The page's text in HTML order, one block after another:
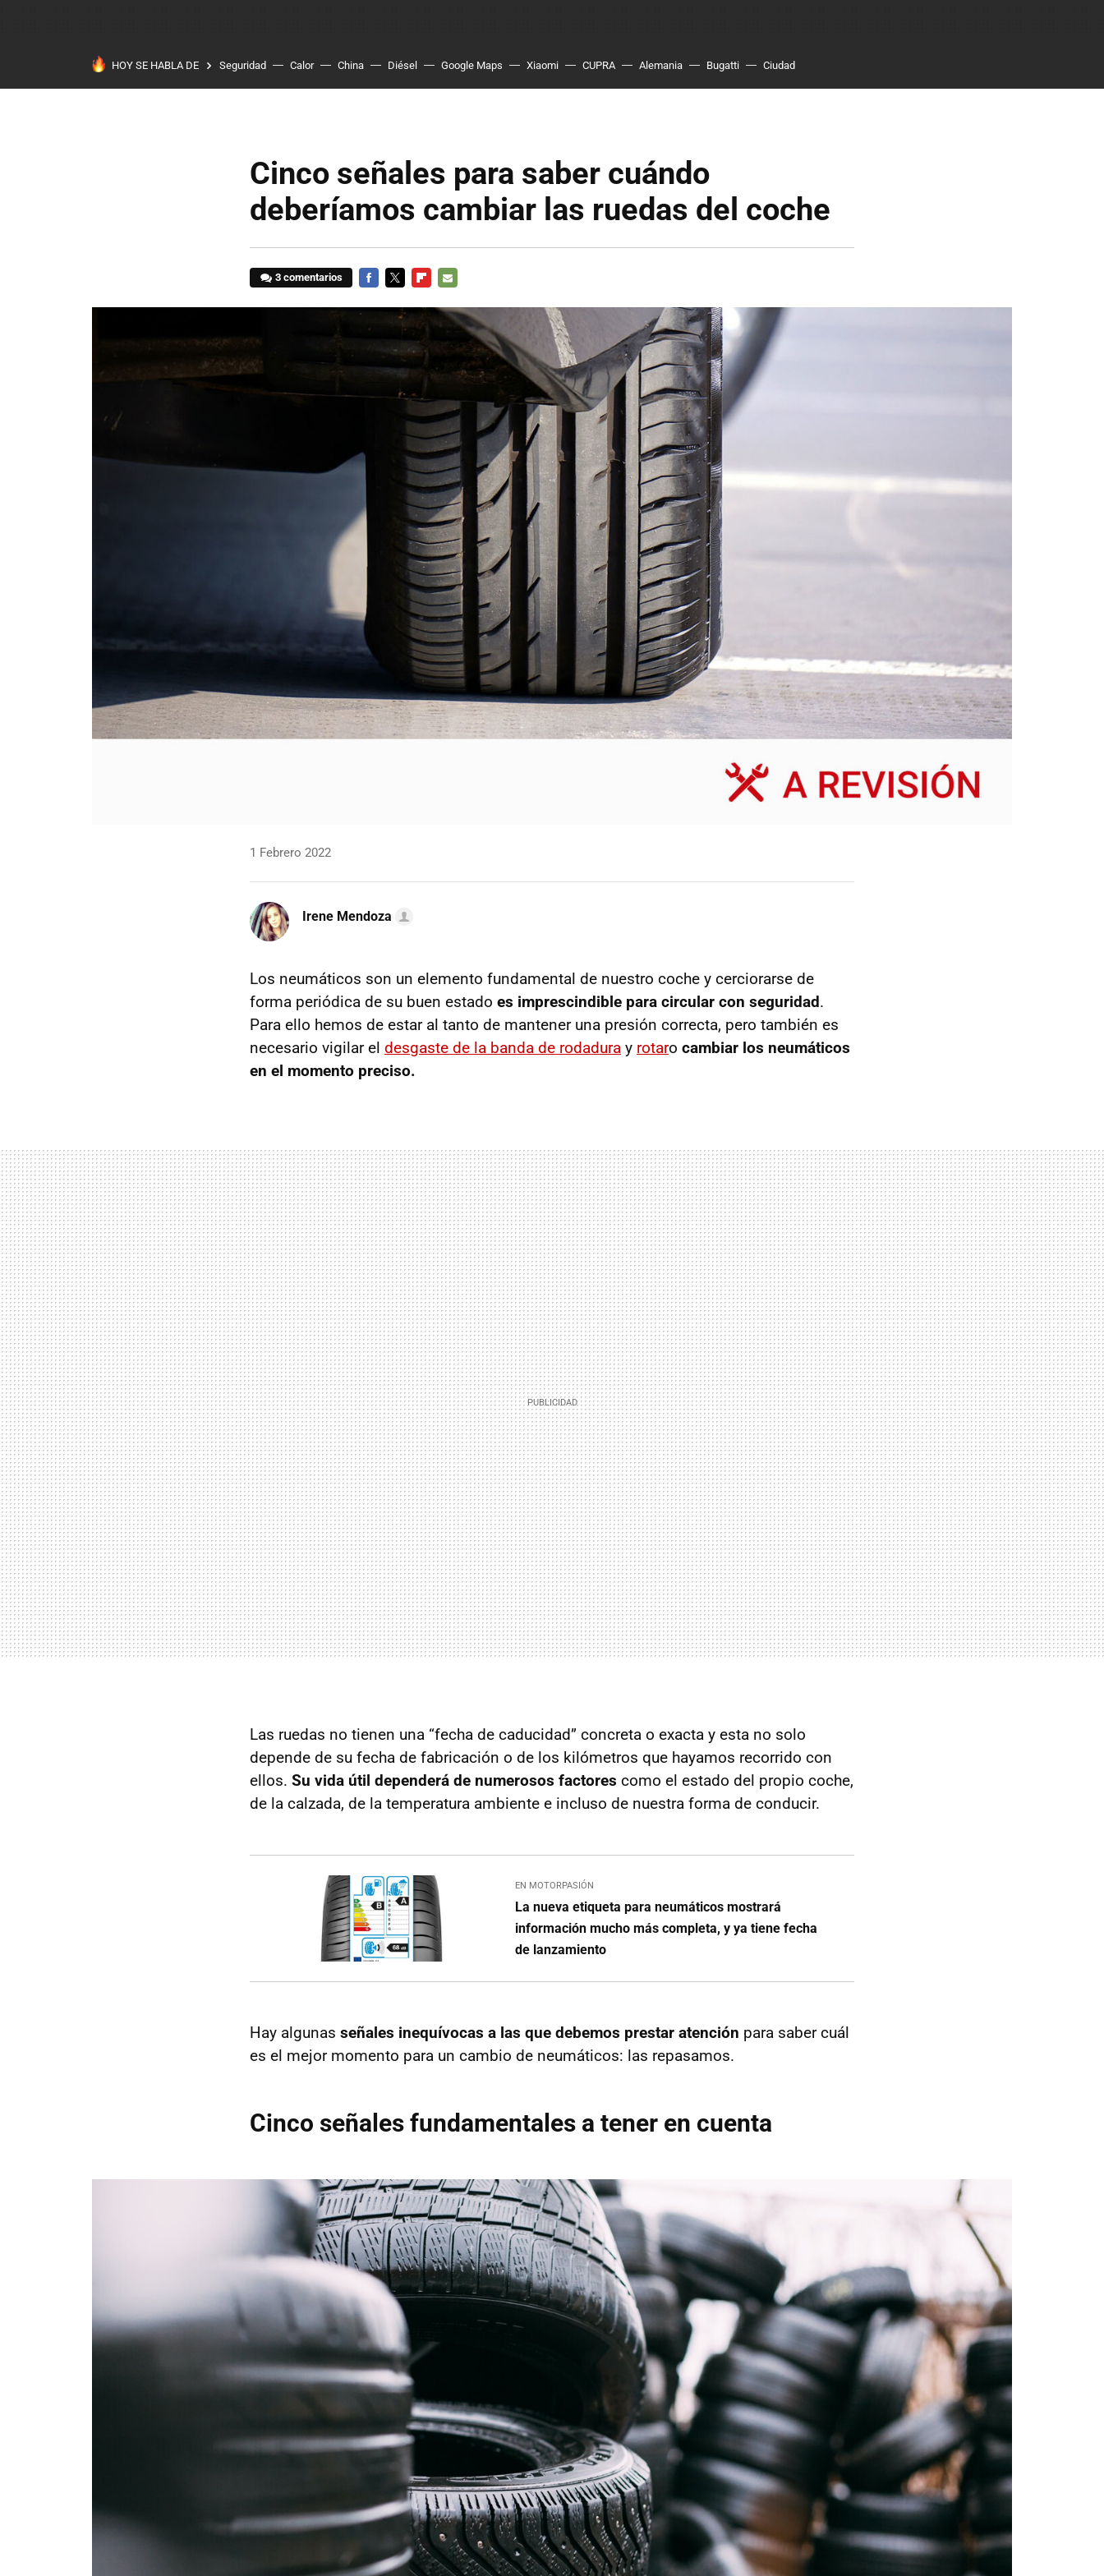
HOY SE HABLA DE Seguridad Calor China Diésel Google Maps Xiaomi CUPRA Alemania Bugatti Ciudad
Cinco señales para saber cuándo
deberíamos cambiar las ruedas del coche
3 comentarios
MAIL
1 Febrero 2022
Irene Mendoza
Los neumáticos son un elemento fundamental de nuestro coche y cerciorarse de
forma periódica de su buen estado es imprescindible para circular con seguridad.
Para ello hemos de estar al tanto de mantener una presión correcta, pero también es
necesario vigilar el desgaste de la banda de rodadura y rotaro cambiar los neumáticos
en el momento preciso.
Las ruedas no tienen una “fecha de caducidad” concreta o exacta y esta no solo
depende de su fecha de fabricación o de los kilómetros que hayamos recorrido con
ellos. Su vida útil dependerá de numerosos factores como el estado del propio coche,
de la calzada, de la temperatura ambiente e incluso de nuestra forma de conducir.
EN MOTORPASIÓN
La nueva etiqueta para neumáticos mostrará
información mucho más completa, y ya tiene fecha
de lanzamiento
Hay algunas señales inequívocas a las que debemos prestar atención para saber cuál
es el mejor momento para un cambio de neumáticos: las repasamos.
Cinco señales fundamentales a tener en cuenta